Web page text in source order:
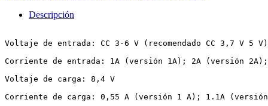
Descripción
Voltaje de entrada: CC 3-6 V (recomendado CC 3,7 V 5 V)
Corriente de entrada: 1A (versión 1A); 2A (versión
Voltaje de carga: 8,4 V
Corriente de carga: 0,55 A (versión 1 A); 1.1A